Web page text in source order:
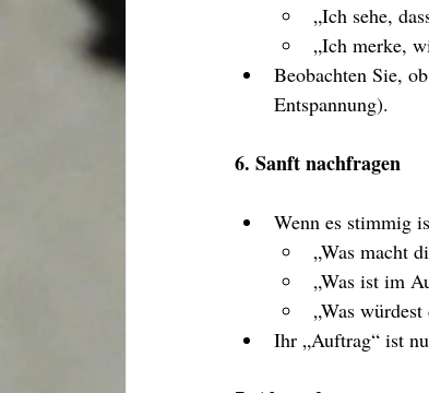
„Ich sehe,
„Ich merke,
Beobachten Sie,
Entspannung).
6. Sanft nachfragen
Wenn es stimmig
„Was macht
„Was ist im
„Was
Ihr „Auftrag“ ist